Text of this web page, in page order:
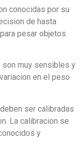
conocidas por su
de hasta
pesar objetos
son muy sensibles y
en el peso
ser calibradas
La calibracion se
y